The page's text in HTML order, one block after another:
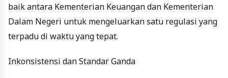
baik antara Kementerian Keuangan dan Kementerian
Dalam Negeri untuk mengeluarkan satu regulasi yang
terpadu di waktu yang tepat.
Inkonsistensi dan Standar Ganda